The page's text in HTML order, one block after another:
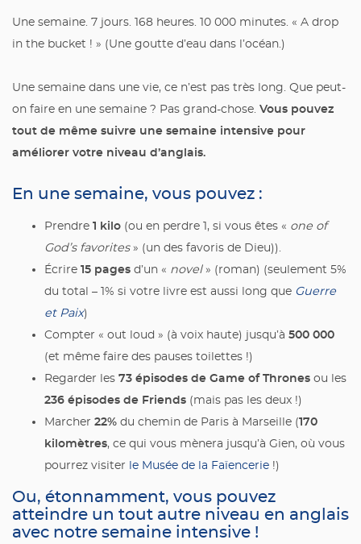
Une semaine. 7 jours. 168 heures. 10 000 minutes. « A drop
in the bucket ! » (Une goutte d’eau dans l’océan.)
Une semaine dans une vie, ce n’est pas très long. Que peut-
on faire en une semaine ? Pas grand-chose. Vous pouvez
tout de même suivre une semaine intensive pour
améliorer votre niveau d’anglais.
En une semaine, vous pouvez :
Prendre 1 kilo (ou en perdre 1, si vous êtes « one of
God’s favorites» (un des favoris de Dieu)).
Écrire 15 pages d’un « novel » (roman) (seulement 5%
du total – 1% si votre livre est aussi long que Guerre
et Paix)
Compter « out loud » (à voix haute) jusqu’à 500 000
(et même faire des pauses toilettes !)
Regarder les 73 épisodes de Game of Thrones ou les
236 épisodes de Friends (mais pas les deux !)
Marcher 22% du chemin de Paris à Marseille (170
kilomètres, ce qui vous mènera jusqu’à Gien, où vous
pourrez visiter le Musée de la Faïencerie !)
Ou, étonnamment, vous pouvez
atteindre un tout autre niveau en anglais
avec notre semaine intensive !